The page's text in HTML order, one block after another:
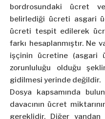
bordrosundaki ücret
belirlediği ücreti asgari
ücreti tespit edilerek
farkı hesaplanmıştır. Ne
işçinin ücretine (asgari
zorunluluğu olduğu
gidilmesi yerinde değildir.
Dosya kapsamında
davacının ücret
gereklidir. Diğer